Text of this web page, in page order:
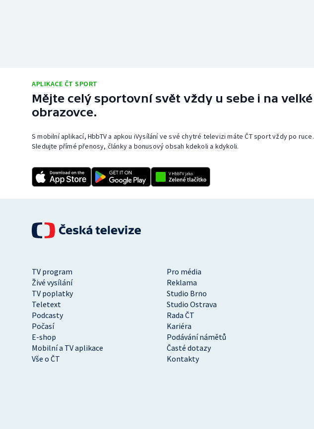
APLIKACE ČT SPORT
Mějte celý sportovní svět vždy u sebe i na velké
obrazovce.
S mobilní aplikací, HbbTV a apkou iVysílání ve své chytré televizi máte ČT sport vždy po ruce.
Sledujte přímé přenosy, články a bonusový obsah kdekoli a kdykoli.
TV program
Pro média
Živé vysílání
Reklama
TV poplatky
Studio Brno
Teletext
Studio Ostrava
Podcasty
Rada ČT
Počasí
Kariéra
E-shop
Podávání námětů
Mobilní a TV aplikace
Časté dotazy
Vše o ČT
Kontakty